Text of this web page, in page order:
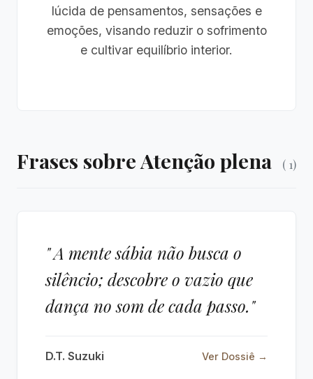
lúcida de pensamentos, sensações e
emoções, visando reduzir o sofrimento
e cultivar equilíbrio interior.
Frases sobre Atenção plena ( 1)
" A mente sábia não busca o
silêncio; descobre o vazio que
dança no som de cada passo."
D.T. Suzuki Ver Dossiê →